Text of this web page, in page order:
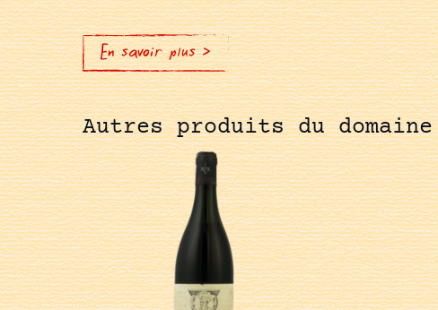
En savoir plus >
Autres produits du domaine